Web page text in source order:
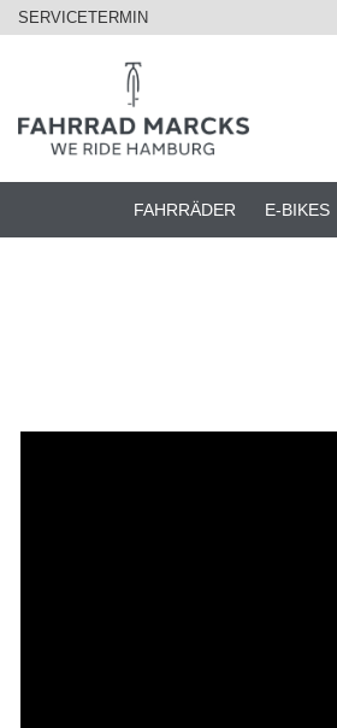
SERVICETERMIN
FAHRRÄDER E-BIKES